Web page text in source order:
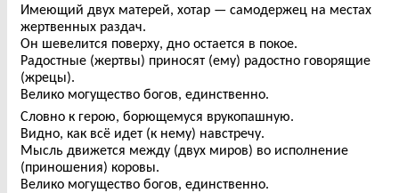
Имеющий двух матерей, хотар — самодержец на местах
жертвенных раздач.
Он шевелится поверху, дно остается в покое.
Радостные (жертвы) приносят (ему) радостно говорящие
(жрецы).
Велико могущество богов, единственно.
Словно к герою, борющемуся врукопашную.
Видно, как всё идет (к нему) навстречу.
Мысль движется между (двух миров) во исполнение
(приношения) коровы.
Велико могущество богов, единственно.